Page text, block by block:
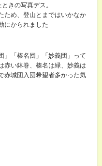
きの写真デス。
ため、登山とまではいかなか
にかられました
」「榛名団」「妙義団」って
赤い鉢巻、榛名は緑、妙義は
赤城団入団希望者多かった気